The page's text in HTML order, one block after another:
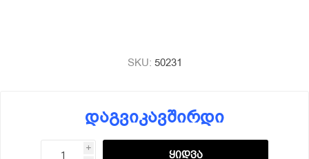
SKU: 50231
დაგვიკავშირდი
i